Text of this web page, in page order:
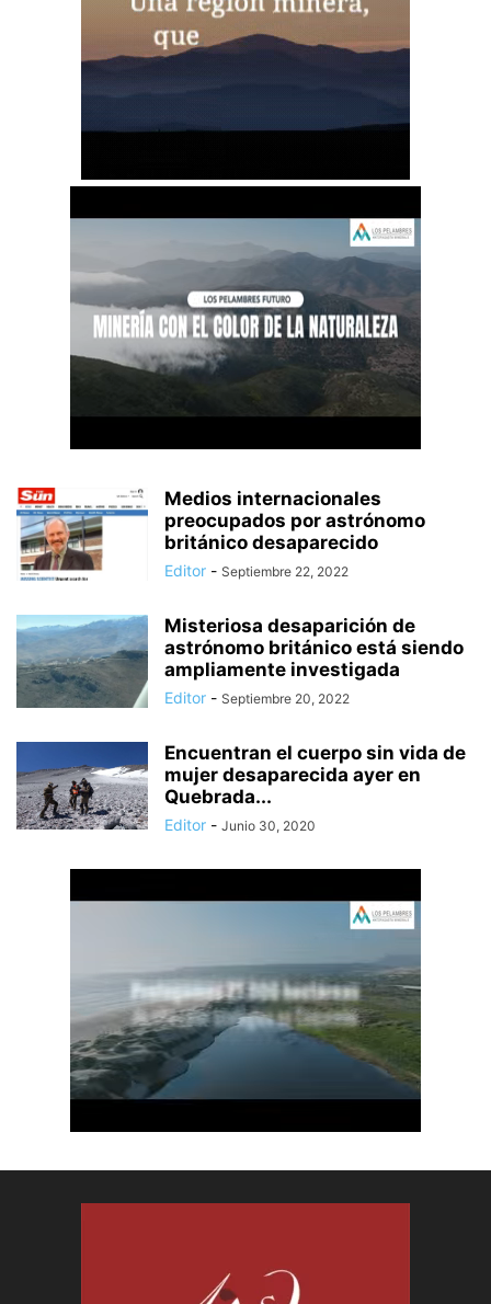
Medios internacionales
preocupados por astrónomo
británico desaparecido
Editor - Septiembre 22, 2022
Misteriosa desaparición de
astrónomo británico está siendo
ampliamente investigada
Editor - Septiembre 20, 2022
Encuentran el cuerpo sin vida de
mujer desaparecida ayer en
Quebrada...
Editor - Junio 30, 2020